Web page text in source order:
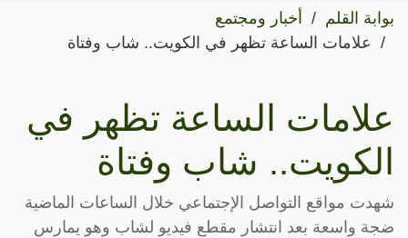
بوابة القلم
أخبار ومجتمع
علامات الساعة تظهر في الكويت.. شاب وفتاة
علامات الساعة تظهر في
الكويت.. شاب وفتاة
شهدت مواقع التواصل الإجتماعي خلال الساعات الماضية
ضجة واسعة بعد انتشار مقطع فيديو لشاب وهو يمارس